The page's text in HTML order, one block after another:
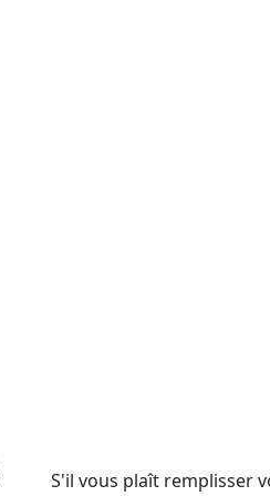
S'il vous plaît remplisser